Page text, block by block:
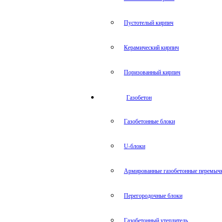
Пустотелый кирпич
Керамический кирпич
Поризованный кирпич
Газобетон
Газобетонные блоки
U-блоки
Армированные газобетонные
Перегородочные блоки
Газобетонный утеплитель